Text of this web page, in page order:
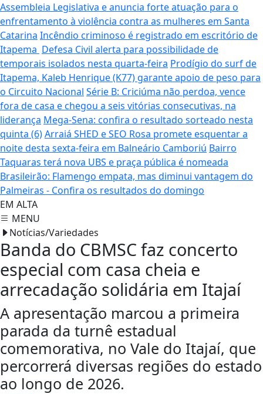
Assembleia Legislativa e anuncia forte atuação para o
enfrentamento à violência contra as mulheres em Santa
Catarina Incêndio criminoso é registrado em escritório de
Itapema Defesa Civil alerta para possibilidade de
temporais isolados nesta quarta-feira Prodígio do surf de
Itapema, Kaleb Henrique (K77) garante apoio de peso para
o Circuito Nacional Série B: Criciúma não perdoa, vence
fora de casa e chegou a seis vitórias consecutivas, na
liderança Mega-Sena: confira o resultado sorteado nesta
quinta (6)Arraiá SHED e SEO Rosa promete esquentar a
noite desta sexta-feira em Balneário Camboriú Bairro
Taquaras terá nova UBS e praça pública é nomeada
Brasileirão: Flamengo empata, mas diminui vantagem do
Palmeiras - Confira os resultados do domingo
EM ALTA
MENU
Notícias/Variedades
Banda do CBMSC faz concerto
especial com casa cheia e
arrecadação solidária em Itajaí
A apresentação marcou a primeira
parada da turnê estadual
comemorativa, no Vale do Itajaí, que
percorrerá diversas regiões do estado
ao longo de 2026.